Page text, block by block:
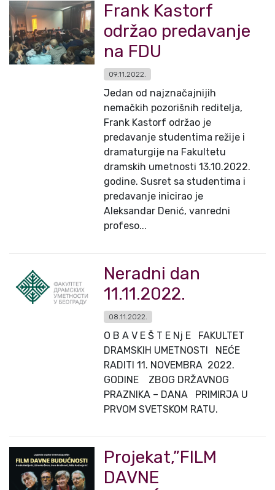
Frank Kastorf
održao predavanje
na FDU
09.11.2022.
Jedan od najznačajnijih
nemačkih pozorišnih reditelja,
Frank Kastorf održao je
predavanje studentima režije i
dramaturgije na Fakultetu
dramskih umetnosti 13.10.2022.
godine. Susret sa studentima i
predavanje inicirao je
Aleksandar Denić, vanredni
profeso...
Neradni dan
11.11.2022.
08.11.2022.
O B A V E Š T E Nj E FAKULTET
DRAMSKIH UMETNOSTI NEĆE
RADITI 11. NOVEMBRA 2022.
GODINE ZBOG DRŽAVNOG
PRAZNIKA – DANA PRIMIRJA U
PRVOM SVETSKOM RATU.
Projekat,”FILM
DAVNE